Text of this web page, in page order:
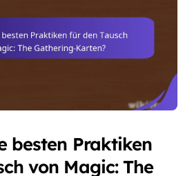
besten Praktiken
von Magic: The